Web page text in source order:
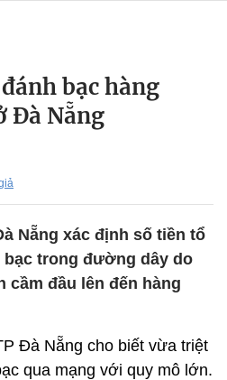
bạc hàng
Đà Nẵng
Nẵng xác định số tiền tổ
trong đường dây do
cầm đầu lên đến hàng
Đà Nẵng cho biết vừa triệt
qua mạng với quy mô lớn.